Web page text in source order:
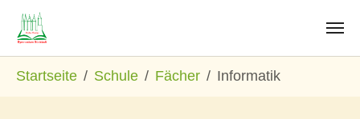
Startseite Schule Fächer Informatik